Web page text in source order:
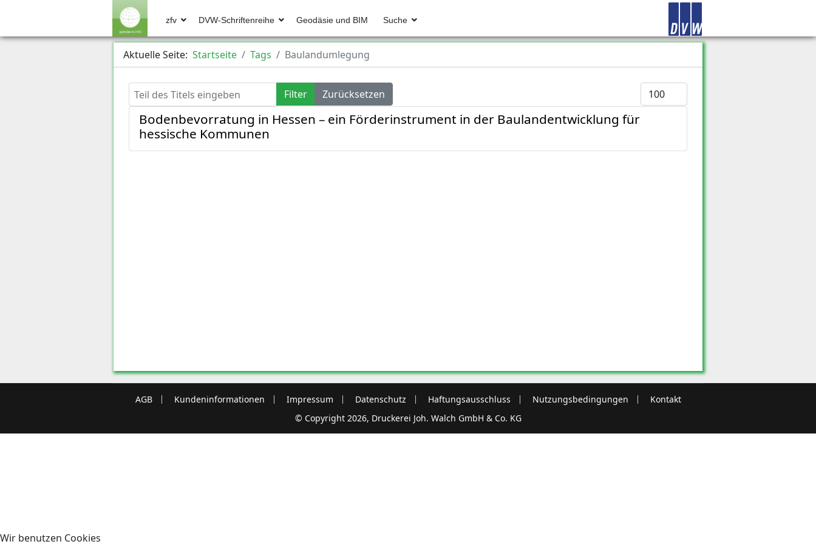
zfv DVW-Schriftenreihe Geodäsie und BIM Suche
Aktuelle Seite: Startseite Tags Baulandumlegung
Teil des Titels eingeben Filter Zurücksetzen Anzeige #
Bodenbevorratung in Hessen – ein Förderinstrument in der Baulandentwicklung für
hessische Kommunen
AGB Kundeninformationen Impressum Datenschutz Haftungsausschluss Nutzungsbedingungen
Kontakt
© Copyright 2026, Druckerei Joh. Walch GmbH & Co. KG
Wir benutzen Cookies